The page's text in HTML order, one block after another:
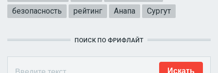
безопасность
рейтинг Анапа Сургут
ПОИСК ПО ФРИФЛАЙТ